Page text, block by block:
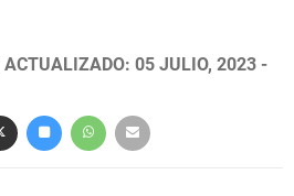
| ACTUALIZADO: 05 JULIO, 2023 -